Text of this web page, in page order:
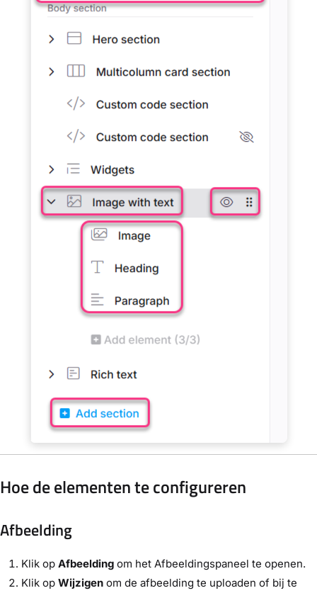
Hoe de elementen te configureren
Afbeelding
Klik op Afbeelding om het Afbeeldingspaneel te openen.
Klik op Wijzigen om de afbeelding te uploaden of bij te